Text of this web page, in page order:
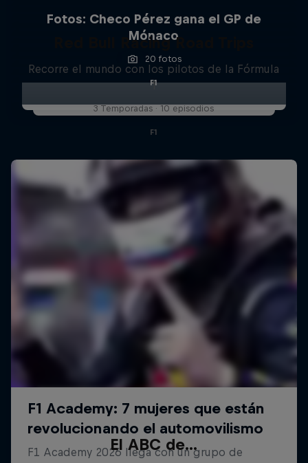
Fotos: Checo Pérez gana el GP de
Mónaco
20 fotos
F1
Red Bull Racing Road Trips
Recorre el mundo con los pilotos de la Fórmula
1
3 Temporadas · 10 episodios
F1
El ABC de...